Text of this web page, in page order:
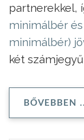
partnerekkel,
minimálbér
minimálbér)
két
BŐVEBBEN